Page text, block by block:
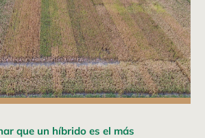
que un híbrido es el más